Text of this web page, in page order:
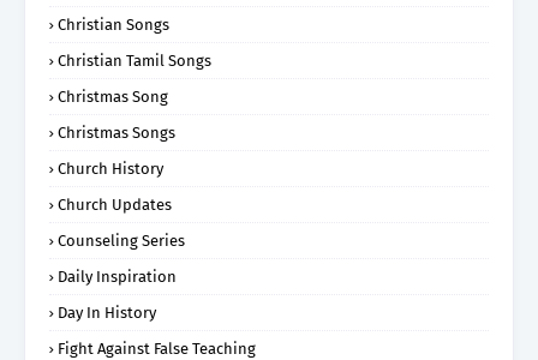
Christian Songs
Christian Tamil Songs
Christmas Song
Christmas Songs
Church History
Church Updates
Counseling Series
Daily Inspiration
Day In History
Fight Against False Teaching